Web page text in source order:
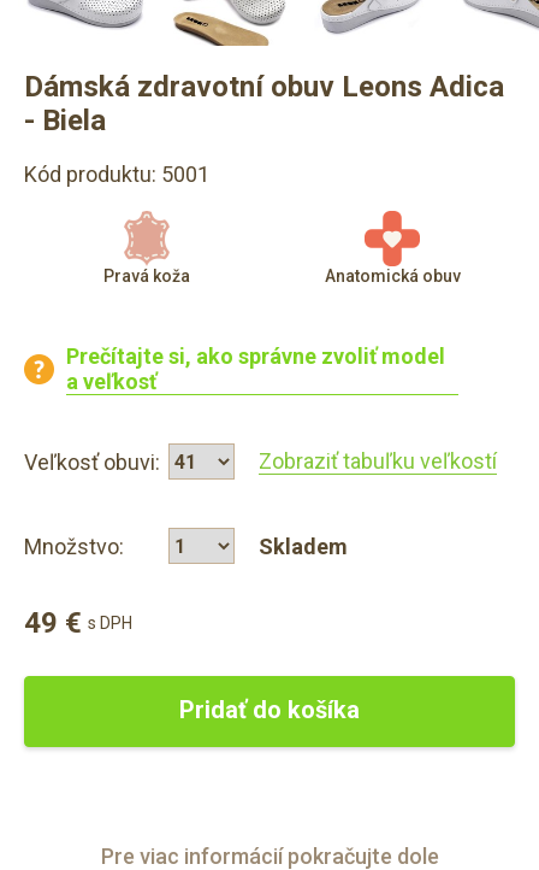
Dámská zdravotní obuv Leons Adica
- Biela
Kód produktu: 5001
Pravá koža Anatomická obuv
Prečítajte si, ako správne zvoliť model
a veľkosť
Veľkosť obuvi: Zobraziť tabuľku veľkostí
Množstvo: Skladem
49 € s DPH
Pridať do košíka
Pre viac informácií pokračujte dole